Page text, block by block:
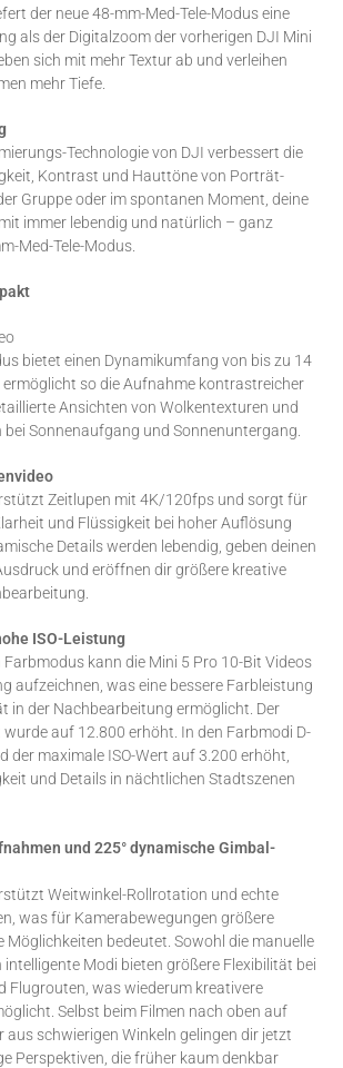
der neue 48-mm-Med-Tele-Modus eine
als der Digitalzoom der vorherigen DJI Mini
sich mit mehr Textur ab und verleihen
mehr Tiefe.
Technologie von DJI verbessert die
Kontrast und Hauttöne von Porträt-
Gruppe oder im spontanen Moment, deine
immer lebendig und natürlich – ganz
Med-Tele-Modus.
bietet einen Dynamikumfang von bis zu 14
so die Aufnahme kontrastreicher
Ansichten von Wolkentexturen und
bei Sonnenaufgang und Sonnenuntergang.
Zeitlupen mit 4K/120fps und sorgt für
und Flüssigkeit bei hoher Auflösung
Details werden lebendig, geben deinen
und eröffnen dir größere kreative
ISO-Leistung
kann die Mini 5 Pro 10-Bit Videos
aufzeichnen, was eine bessere Farbleistung
in der Nachbearbeitung ermöglicht. Der
wurde auf 12.800 erhöht. In den Farbmodi D-
der maximale ISO-Wert auf 3.200 erhöht,
und Details in nächtlichen Stadtszenen
und 225° dynamische Gimbal-
Weitwinkel-Rollrotation und echte
was für Kamerabewegungen größere
Möglichkeiten bedeutet. Sowohl die manuelle
intelligente Modi bieten größere Flexibilität bei
Flugrouten, was wiederum kreativere
Selbst beim Filmen nach oben auf
aus schwierigen Winkeln gelingen dir jetzt
Perspektiven, die früher kaum denkbar